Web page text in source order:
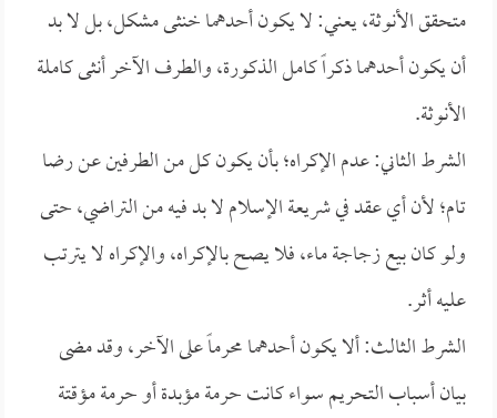
متحقق الأنوثة، يعني: لا يكون أحدهما خنثى مشكل، بل لا بد
أن يكون أحدهما ذكراً كامل الذكورة، والطرف الآخر أنثى كاملة
الأنوثة.
الشرط الثاني: عدم الإكراه؛ بأن يكون كل من الطرفين عن رضا
تام؛ لأن أي عقد في شريعة الإسلام لا بد فيه من التراضي، حتى
ولو كان بيع زجاجة ماء، فلا يصح بالإكراه، والإكراه لا يترتب
عليه أثر.
الشرط الثالث: ألا يكون أحدهما محرماً على الآخر، وقد مضى
بيان أسباب التحريم سواء كانت حرمة مؤبدة أو حرمة مؤقتة